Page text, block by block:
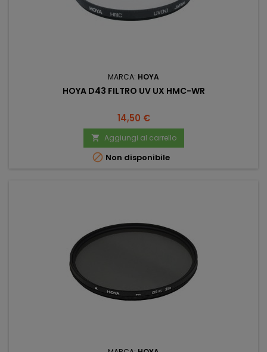
MARCA: HOYA
HOYA D43 FILTRO UV UX HMC-WR
Prezzo
14,50 €
 Aggiungi al carrello
 Non disponibile